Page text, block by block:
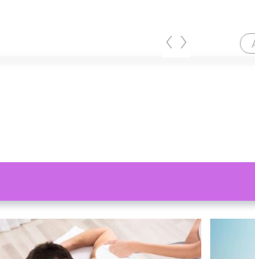
Cinsel
‹ ›